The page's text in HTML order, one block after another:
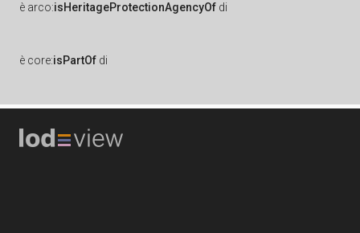
è arco:isHeritageProtectionAgencyOf di
è core:isPartOf di